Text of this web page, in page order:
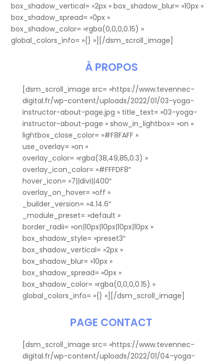
box_shadow_vertical= »2px » box_shadow_blur= »10px »
box_shadow_spread= »0px »
box_shadow_color= »rgba(0,0,0,0.15) »
global_colors_info= »{} »][/dsm_scroll_image]
À PROPOS
[dsm_scroll_image src= »https://www.tevennec-
digital.fr/wp-content/uploads/2022/01/03-yoga-
instructor-about-page.jpg » title_text= »03-yoga-
instructor-about-page » show_in_lightbox= »on »
lightbox_close_color= »#F8FAFF »
use_overlay= »on »
overlay_color= »rgba(38,49,85,0.3) »
overlay_icon_color= »#FFFDF8″
hover_icon= »7||divi||400″
overlay_on_hover= »off »
_builder_version= »4.14.6″
_module_preset= »default »
border_radii= »on|10px|10px|10px|10px »
box_shadow_style= »preset3″
box_shadow_vertical= »2px »
box_shadow_blur= »10px »
box_shadow_spread= »0px »
box_shadow_color= »rgba(0,0,0,0.15) »
global_colors_info= »{} »][/dsm_scroll_image]
PAGE CONTACT
[dsm_scroll_image src= »https://www.tevennec-
digital.fr/wp-content/uploads/2022/01/04-yoga-